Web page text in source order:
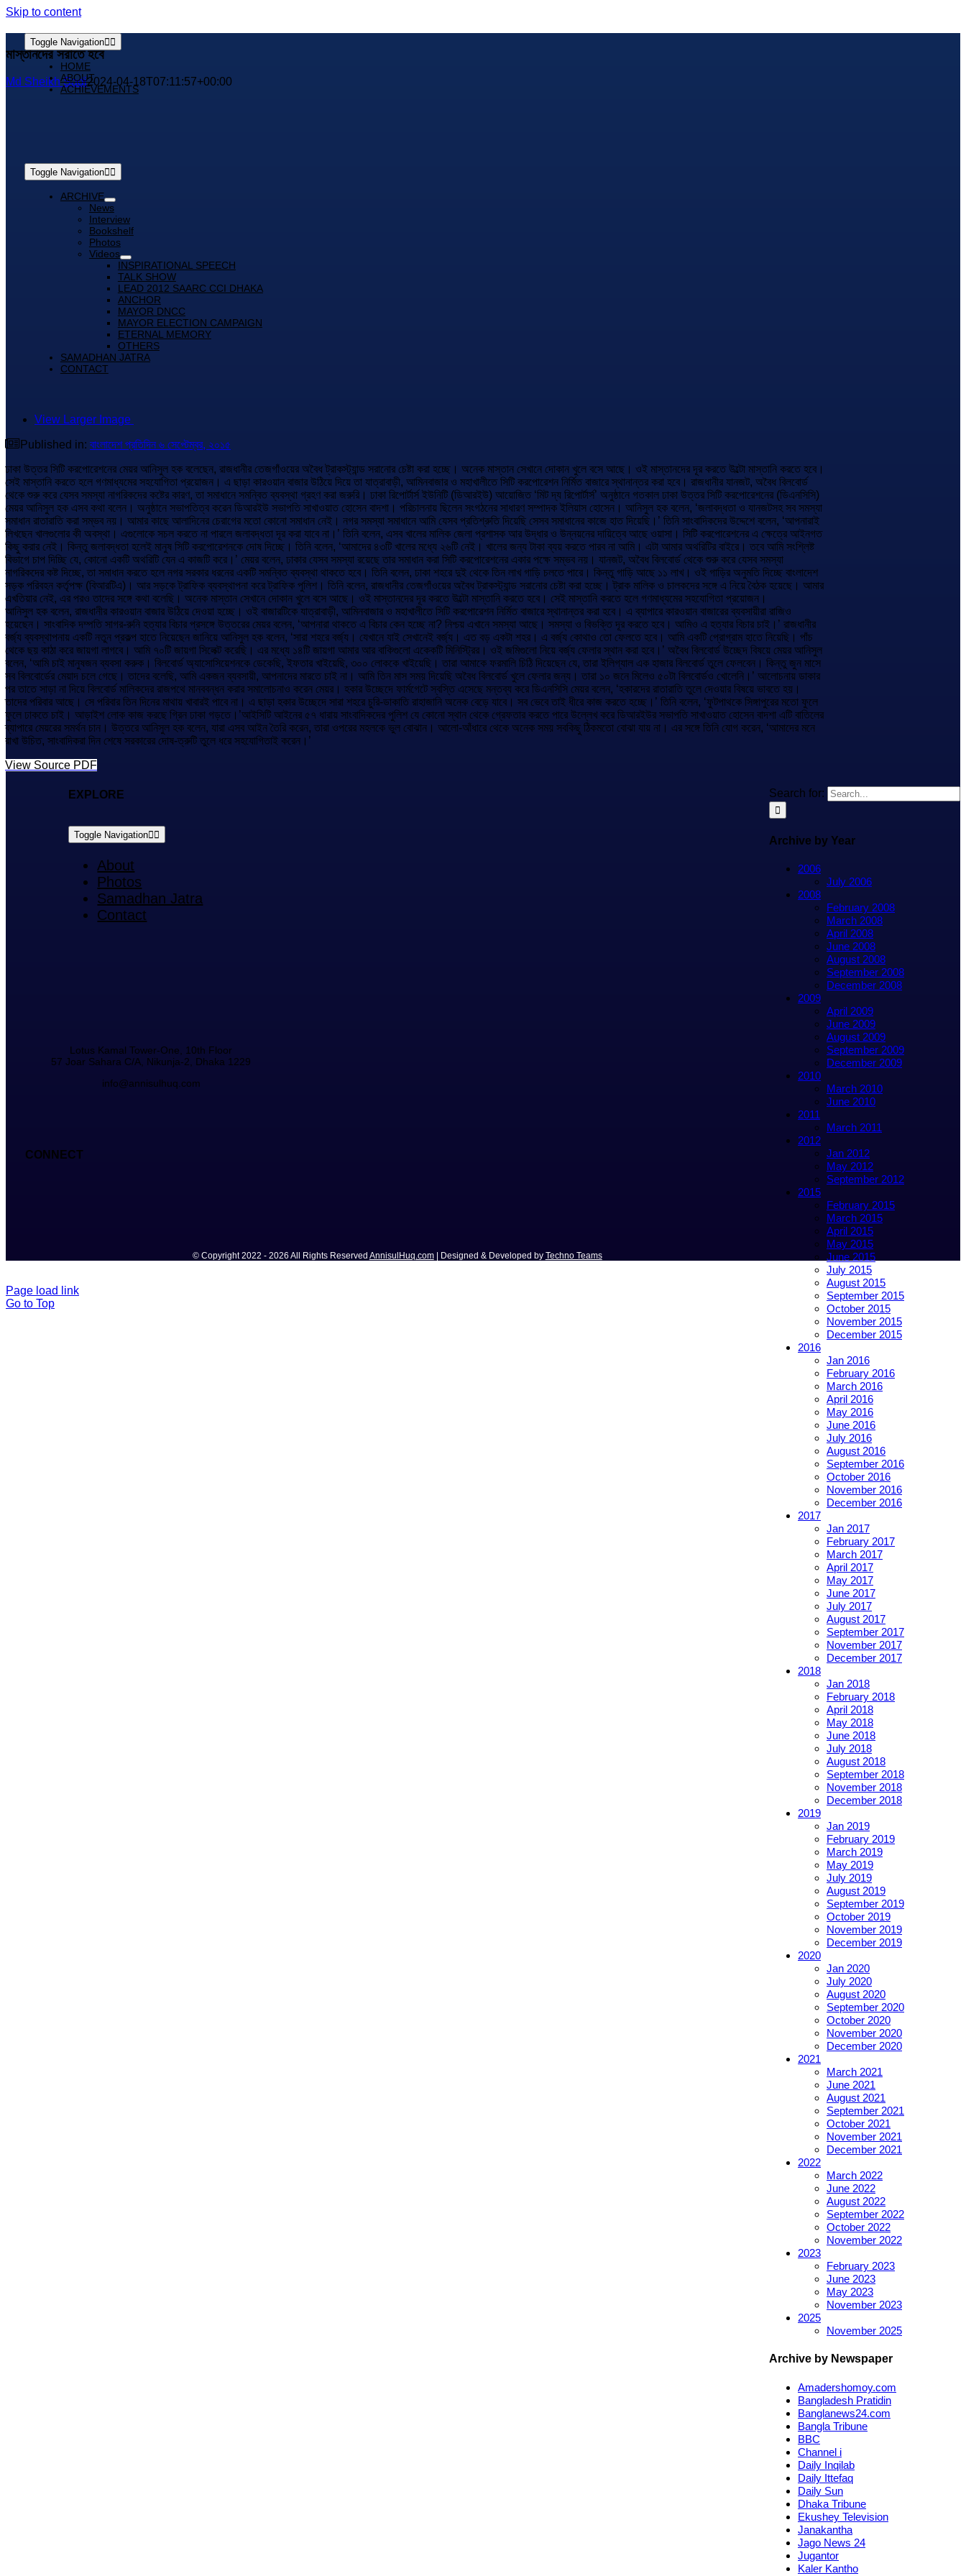
Skip to content
Toggle Navigation
HOME
ABOUT
ACHIEVEMENTS
Toggle Navigation
ARCHIVE
News
Interview
Bookshelf
Photos
Videos
INSPIRATIONAL SPEECH
TALK SHOW
LEAD 2012 SAARC CCI DHAKA
ANCHOR
MAYOR DNCC
MAYOR ELECTION CAMPAIGN
ETERNAL MEMORY
OTHERS
SAMADHAN JATRA
CONTACT
মাস্তানদের সরাতে হবে
Md Sheikh Sadi2024-04-18T07:11:57+00:00
View Larger Image
 Published in: বাংলাদেশ প্রতিদিন ৬ সেপ্টেম্বর, ২০১৫
ঢাকা উত্তর সিটি করপোরেশনের মেয়র আনিসুল হক বলেছেন, রাজধানীর তেজগাঁওয়ের অবৈধ ট্রাকস্ট্যান্ড সরানোর চেষ্টা করা হচ্ছে। অনেক মাস্তান সেখানে দোকান খুলে বসে আছে। ওই মাস্তানদের দূর করতে উল্টো মাস্তানি করতে হবে।
সেই মাস্তানি করতে হলে গণমাধ্যমের সহযোগিতা প্রয়োজন। এ ছাড়া কারওয়ান বাজার উঠিয়ে দিয়ে তা যাত্রাবাড়ী, আমিনবাজার ও মহাখালীতে সিটি করপোরেশন নির্মিত বাজারে স্থানান্তর করা হবে। রাজধানীর যানজট, অবৈধ বিলবোর্ড
থেকে শুরু করে যেসব সমস্যা নাগরিকদের কষ্টের কারণ, তা সমাধানে সমন্বিত ব্যবস্থা গ্রহণ করা জরুরি। ঢাকা রিপোর্টার্স ইউনিটি (ডিআরইউ) আয়োজিত ‘মিট দ্য রিপোর্টার্স’ অনুষ্ঠানে গতকাল ঢাকা উত্তর সিটি করপোরেশনের (ডিএনসিসি)
মেয়র আনিসুল হক এসব কথা বলেন। অনুষ্ঠানে সভাপতিত্ব করেন ডিআরইউ সভাপতি সাখাওয়াত হোসেন বাদশা। পরিচালনায় ছিলেন সংগঠনের সাধারণ সম্পাদক ইলিয়াস হোসেন। আনিসুল হক বলেন, ‘জলাবদ্ধতা ও যানজটসহ সব সমস্যা
সমাধান রাতারাতি করা সম্ভব নয়। আমার কাছে আলাদিনের চেরাগের মতো কোনো সমাধান নেই। নগর সমস্যা সমাধানে আমি যেসব প্রতিশ্রুতি দিয়েছি সেসব সমাধানের কাজে হাত দিয়েছি।’ তিনি সাংবাদিকদের উদ্দেশে বলেন, ‘আপনারাই
লিখছেন খালগুলোর কী অবস্থা। এগুলোকে সচল করতে না পারলে জলাবদ্ধতা দূর করা যাবে না।’ তিনি বলেন, এসব খালের মালিক জেলা প্রশাসক আর উদ্ধার ও উন্নয়নের দায়িত্বে আছে ওয়াসা। সিটি করপোরেশনের এ ক্ষেত্রে আইনগত
কিছু করার নেই। কিন্তু জলাবদ্ধতা হলেই মানুষ সিটি করপোরেশনকে দোষ দিচ্ছে। তিনি বলেন, ‘আমাদের ৪৩টি খালের মধ্যে ২৬টি নেই। খালের জন্য টাকা ব্যয় করতে পারব না আমি। এটা আমার অথরিটির বাইরে। তবে আমি সংশ্লিষ্ট
বিভাগে চাপ দিচ্ছি যে, কোনো একটি অথরিটি যেন এ কাজটি করে।’ মেয়র বলেন, ঢাকার যেসব সমস্যা রয়েছে তার সমাধান করা সিটি করপোরেশনের একার পক্ষে সম্ভব নয়। যানজট, অবৈধ বিলবোর্ড থেকে শুরু করে যেসব সমস্যা
নাগরিকদের কষ্ট দিচ্ছে, তা সমাধান করতে হলে নগর সরকার ধরনের একটি সমন্বিত ব্যবস্থা থাকতে হবে। তিনি বলেন, ঢাকা শহরে দুই থেকে তিন লাখ গাড়ি চলতে পারে। কিন্তু গাড়ি আছে ১১ লাখ। ওই গাড়ির অনুমতি দিচ্ছে বাংলাদেশ
সড়ক পরিবহন কর্তৃপক্ষ (বিআরটিএ)। আর সড়কে ট্রাফিক ব্যবস্থাপনা করে ট্রাফিক পুলিশ। তিনি বলেন, রাজধানীর তেজগাঁওয়ের অবৈধ ট্রাকস্ট্যান্ড সরানোর চেষ্টা করা হচ্ছে। ট্রাক মালিক ও চালকদের সঙ্গে এ নিয়ে বৈঠক হয়েছে। আমার
এখতিয়ার নেই, এর পরও তাদের সঙ্গে কথা বলেছি। অনেক মাস্তান সেখানে দোকান খুলে বসে আছে। ওই মাস্তানদের দূর করতে উল্টো মাস্তানি করতে হবে। সেই মাস্তানি করতে হলে গণমাধ্যমের সহযোগিতা প্রয়োজন।
আনিসুল হক বলেন, রাজধানীর কারওয়ান বাজার উঠিয়ে দেওয়া হচ্ছে। ওই বাজারটিকে যাত্রাবাড়ী, আমিনবাজার ও মহাখালীতে সিটি করপোরেশন নির্মিত বাজারে স্থানান্তর করা হবে। এ ব্যাপারে কারওয়ান বাজারের ব্যবসায়ীরা রাজিও
হয়েছেন। সাংবাদিক দম্পতি সাগর-রুনি হত্যার বিচার প্রসঙ্গে উত্তরের মেয়র বলেন, ‘আপনারা থাকতে এ বিচার কেন হচ্ছে না? নিশ্চয় এখানে সমস্যা আছে। সমস্যা ও বিভক্তি দূর করতে হবে। আমিও এ হত্যার বিচার চাই।’ রাজধানীর
বর্জ্য ব্যবস্থাপনায় একটি নতুন প্রকল্প হাতে নিয়েছেন জানিয়ে আনিসুল হক বলেন, ‘সারা শহরে বর্জ্য। যেখানে যাই সেখানেই বর্জ্য। এত বড় একটা শহর। এ বর্জ্য কোথাও তো ফেলতে হবে। আমি একটি প্রোগ্রাম হাতে নিয়েছি। পাঁচ
থেকে ছয় কাঠা করে জায়গা লাগবে। আমি ৭০টি জায়গা সিলেক্ট করেছি। এর মধ্যে ১৪টি জায়গা আমার আর বাকিগুলো একেকটি মিনিস্ট্রির। ওই জমিগুলো নিয়ে বর্জ্য ফেলার স্থান করা হবে।’ অবৈধ বিলবোর্ড উচ্ছেদ বিষয়ে মেয়র আনিসুল
বলেন, ‘আমি চাই মানুষজন ব্যবসা করুক। বিলবোর্ড অ্যাসোসিয়েশনকে ডেকেছি, ইফতার খাইয়েছি, ৩০০ লোককে খাইয়েছি। তারা আমাকে ফরমালি চিঠি দিয়েছেন যে, তারা ইলিগ্যাল এক হাজার বিলবোর্ড তুলে ফেলবেন। কিন্তু জুন মাসে
সব বিলবোর্ডের মেয়াদ চলে গেছে। তাদের বলেছি, আমি একজন ব্যবসায়ী, আপনাদের মারতে চাই না। আমি তিন মাস সময় দিয়েছি অবৈধ বিলবোর্ড খুলে ফেলার জন্য। তারা ১০ জনে মিলেও ৫০টা বিলবোর্ডও খোলেনি।’ আলোচনায় ডাকার
পর তাতে সাড়া না দিয়ে বিলবোর্ড মালিকদের রাজপথে মানববন্ধন করার সমালোচনাও করেন মেয়র। হকার উচ্ছেদে ফার্মগেটে স্বস্তি এসেছে মন্তব্য করে ডিএনসিসি মেয়র বলেন, ‘হকারদের রাতারাতি তুলে দেওয়ার বিষয়ে ভাবতে হয়।
তাদের পরিবার আছে। সে পরিবার তিন দিনের মাথায় খাবারই পাবে না। এ ছাড়া হকার উচ্ছেদে সারা শহরে চুরি-ডাকাতি রাহাজানি অনেক বেড়ে যাবে। সব ভেবে তাই ধীরে কাজ করতে হচ্ছে।’ তিনি বলেন, ‘ফুটপাথকে সিঙ্গাপুরের মতো ফুলে
ফুলে ঢাকতে চাই। আড়াইশ লোক কাজ করছে গ্রিন ঢাকা গড়তে।’আইসিটি আইনের ৫৭ ধারায় সাংবাদিকদের পুলিশ যে কোনো স্থান থেকে গ্রেফতার করতে পারে উল্লেখ করে ডিআরইউর সভাপতি সাখাওয়াত হোসেন বাদশা এটি বাতিলের
ব্যাপারে মেয়রের সমর্থন চান। উত্তরে আনিসুল হক বলেন, যারা এসব আইন তৈরি করেন, তারা ওপরের মহলকে ভুল বোঝান। আলো-আঁধারে থেকে অনেক সময় সবকিছু ঠিকমতো বোঝা যায় না। এর সঙ্গে তিনি যোগ করেন, ‘আমাদের মনে
রাখা উচিত, সাংবাদিকরা দিন শেষে সরকারের দোষ-ত্রুটি তুলে ধরে সহযোগিতাই করেন।’
View Source PDF
Search for:
Archive by Year
2006
July 2006
2008
February 2008
March 2008
April 2008
June 2008
August 2008
September 2008
December 2008
2009
April 2009
June 2009
August 2009
September 2009
December 2009
2010
March 2010
June 2010
2011
March 2011
2012
Jan 2012
May 2012
September 2012
2015
February 2015
March 2015
April 2015
May 2015
June 2015
July 2015
August 2015
September 2015
October 2015
November 2015
December 2015
2016
Jan 2016
February 2016
March 2016
April 2016
May 2016
June 2016
July 2016
August 2016
September 2016
October 2016
November 2016
December 2016
2017
Jan 2017
February 2017
March 2017
April 2017
May 2017
June 2017
July 2017
August 2017
September 2017
November 2017
December 2017
2018
Jan 2018
February 2018
April 2018
May 2018
June 2018
July 2018
August 2018
September 2018
November 2018
December 2018
2019
Jan 2019
February 2019
March 2019
May 2019
July 2019
August 2019
September 2019
October 2019
November 2019
December 2019
2020
Jan 2020
July 2020
August 2020
September 2020
October 2020
November 2020
December 2020
2021
March 2021
June 2021
August 2021
September 2021
October 2021
November 2021
December 2021
2022
March 2022
June 2022
August 2022
September 2022
October 2022
November 2022
2023
February 2023
June 2023
May 2023
November 2023
2025
November 2025
Archive by Newspaper
Amadershomoy.com
Bangladesh Pratidin
Banglanews24.com
Bangla Tribune
BBC
Channel i
Daily Inqilab
Daily Ittefaq
Daily Sun
Dhaka Tribune
Ekushey Television
Janakantha
Jago News 24
Jugantor
Kaler Kantho
EXPLORE
Toggle Navigation
About
Photos
Samadhan Jatra
Contact
Lotus Kamal Tower-One, 10th Floor
57 Joar Sahara C/A, Nikunja-2, Dhaka 1229
info@annisulhuq.com
CONNECT
© Copyright 2022 - 2026 All Rights Reserved AnnisulHuq.com| Designed & Developed by Techno Teams
Page load link
Go to Top